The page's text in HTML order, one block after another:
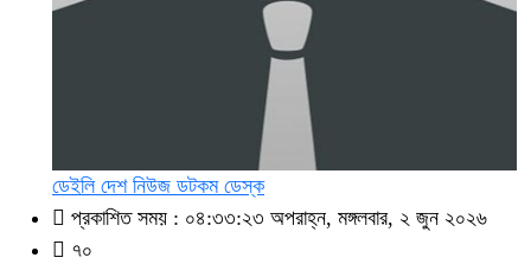
ডেইলি দেশ নিউজ ডটকম ডেস্ক
প্রকাশিত সময় : ০৪:৩৩:২৩ অপরাহ্ন, মঙ্গলবার, ২ জুন ২০২৬
৭০